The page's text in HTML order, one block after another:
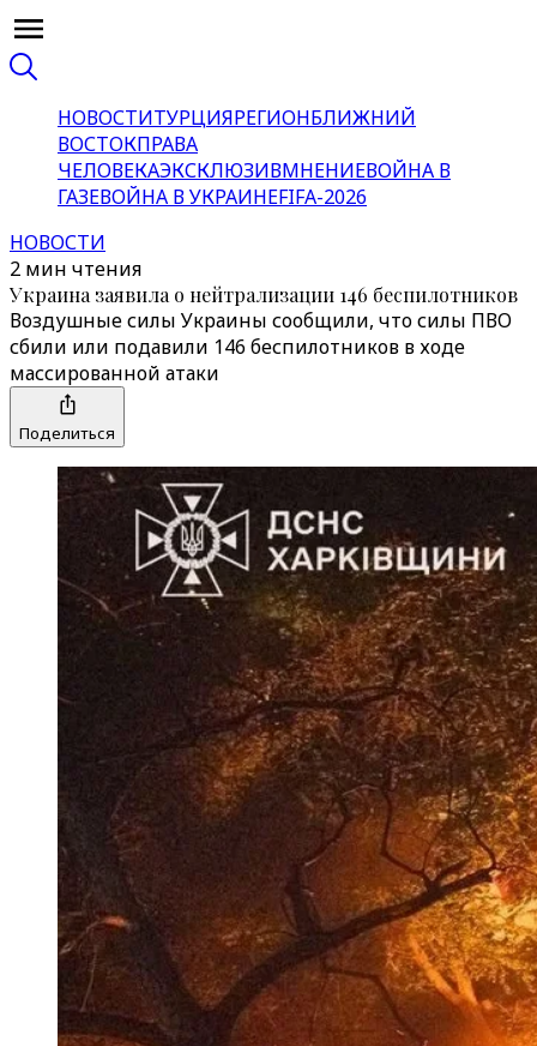
НОВОСТИТУРЦИЯРЕГИОНБЛИЖНИЙ
ВОСТОКПРАВА
ЧЕЛОВЕКАЭКСКЛЮЗИВМНЕНИЕВОЙНА В
ГАЗЕВОЙНА В УКРАИНЕFIFA-2026
НОВОСТИ
2 мин чтения
Украина заявила о нейтрализации 146 беспилотников
Воздушные силы Украины сообщили, что силы ПВО
сбили или подавили 146 беспилотников в ходе
массированной атаки
Поделиться